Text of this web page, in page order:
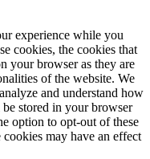
experience while you
cookies, the cookies that
your browser as they are
of the website. We
and understand how
stored in your browser
option to opt-out of these
may have an effect